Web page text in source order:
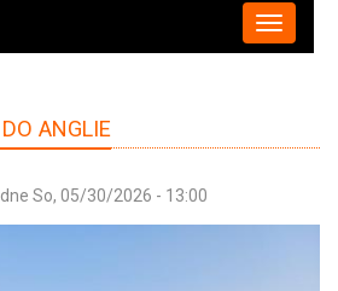
ANGLIE
dne So, 05/30/2026 - 13:00